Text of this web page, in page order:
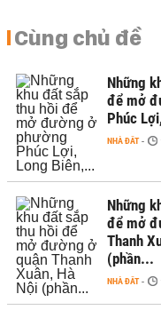
Cùng chủ đề
Những
để mở
Phúc
NHÀ ĐẤT -
Những
để mở
Thanh
(phần...
NHÀ ĐẤT -